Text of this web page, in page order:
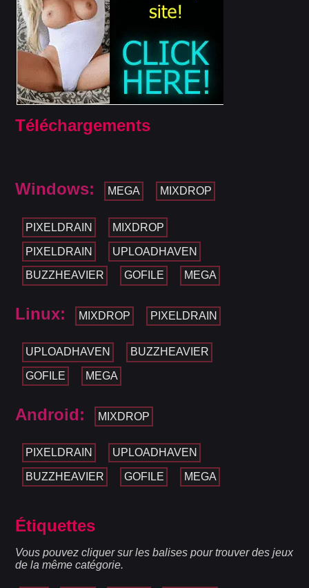
Téléchargements
Windows: MEGA MIXDROP
PIXELDRAIN MIXDROP
PIXELDRAIN UPLOADHAVEN
BUZZHEAVIER GOFILE MEGA
Linux: MIXDROP PIXELDRAIN
UPLOADHAVEN BUZZHEAVIER
GOFILE MEGA
Android: MIXDROP
PIXELDRAIN UPLOADHAVEN
BUZZHEAVIER GOFILE MEGA
Étiquettes
Vous pouvez cliquer sur les balises pour trouver des jeux
de la même catégorie.